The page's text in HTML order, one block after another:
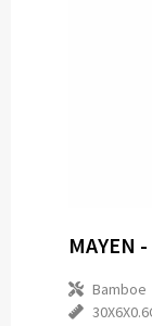
MAYEN
Bamboe